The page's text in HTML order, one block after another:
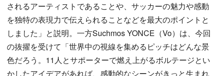
されるアーティストであることや、サッカーの魅力や感動
を独特の表現力で伝えられることなどを最大のポイントと
しました」と説明。一方Suchmos YONCE（Vo）は、今回
の抜擢を受けて「世界中の視線を集めるピッチはどんな景
色だろう。11人とサポーターで燃え上がるボルテージとい
かしたアイデアがあれば、感動的なシーンがきっと生まれ